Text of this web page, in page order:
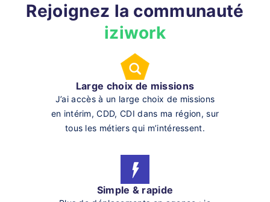
Rejoignez la communauté
iziwork
Large choix de missions
J’ai accès à un large choix de missions
en intérim, CDD, CDI dans ma région, sur
tous les métiers qui m’intéressent.
Simple & rapide